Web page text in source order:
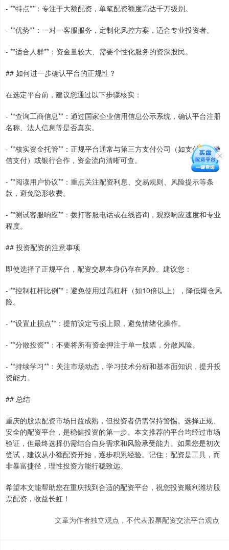
- **特点**：专注于大额配资，单笔配资额度高达千万级别。
- **优势**：一对一客服服务，定制化风控方案，适合专业投资者。
- **适合人群**：资金量较大、需要个性化服务的资深股民。
## 如何进一步确认平台的正规性？
在选定平台前，建议您通过以下步骤核实：
- **查询工商信息**：通过国家企业信用信息公示系统，确认平台注册
名称、法人信息等是否真实。
- **核实资金托管**：正规平台通常与第三方支付公司（如支付宝、微
信支付）或银行合作，资金流向清晰可查。
- **阅读用户协议**：重点关注配资利息、交易规则、风险提示等条
款，避免隐形收费。
- **测试客服响应**：拨打客服电话或在线咨询，观察响应速度和专业
程度。
## 投资配资的注意事项
即使选择了正规平台，配资交易本身仍存在风险。建议您：
- **控制杠杆比例**：避免使用过高杠杆（如10倍以上），降低爆仓风
险。
- **设置止损点**：提前设定亏损上限，避免情绪化操作。
- **分散投资**：不要将所有资金押注于单一股票，分散风险。
- **持续学习**：关注市场动态，学习技术分析和基本面知识，提升投
资能力。
## 总结
重庆的股票配资市场日益成熟，但投资者仍需保持警惕。选择正规、
安全的配资平台，是稳健投资的第一步。本文推荐的平台均经过市场
验证，但最终选择仍需结合自身需求和风险承受能力。如果您是初次
尝试，建议从小额配资开始，逐步积累经验。记住：配资是工具，而
非暴富捷径，理性投资方能行稳致远。
希望本文能帮助您在重庆找到合适的配资平台，祝您投资顺利潍坊股
票配资，收益长虹！
文章为作者独立观点，不代表股票配资交流平台观点